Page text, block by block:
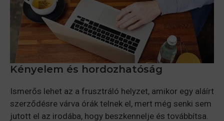
Kényelem és hordozhatóság
Ismerős lehet az a frusztráló helyzet, amikor egy aláírt
szerződésre várva órák telnek el, mert még senki sem
jutott el az irodába, hogy beszkennelje és továbbítsa.